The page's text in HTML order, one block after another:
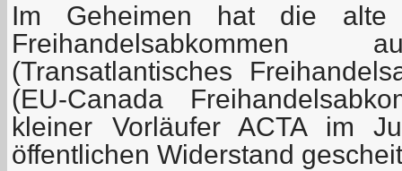
Im Geheimen hat die alte
Freihandelsabkommen
(Transatlantisches
(EU-Canada
kleiner Vorläufer ACTA im
öffentlichen Widerstand